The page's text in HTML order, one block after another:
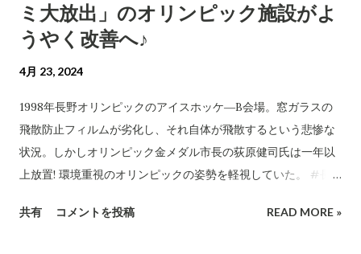
ミ大放出」のオリンピック施設がよ
うやく改善へ♪
4月 23, 2024
1998年長野オリンピックのアイスホッケ―B会場。窓ガラスの
飛散防止フィルムが劣化し、それ自体が飛散するという悲惨な
状況。しかしオリンピック金メダル市長の荻原健司氏は一年以
上放置! 環境重視のオリンピックの姿勢を軽視していた。 #長
共有 コメントを投稿 READ MORE »